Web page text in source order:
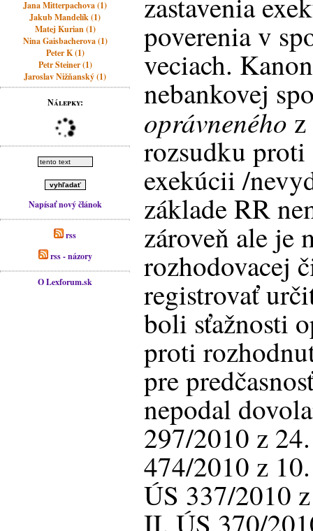
Jana Mitterpachova (1)
Jakub Mandelík (1)
Matej Kurian (1)
Nina Gaisbacherova (1)
Peter K (1)
Petr Steiner (1)
Jaroslav Nižňanský (1)
Nálepky:
Napísať nový článok
rss
rss - názory
O Lexforum.sk
poverenia v
veciach.
nebankovej
oprávneného
rozsudku proti
exekúcii /
základe RR
zároveň ale je
rozhodovacej
registrovať
boli sťažnosti
proti
pre
nepodal
297/2010 z
474/2010 z
ÚS 337/2010
II. ÚS 370/